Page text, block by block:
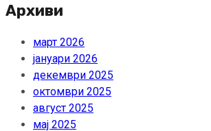
Архиви
март 2026
јануари 2026
декември 2025
октомври 2025
август 2025
мај 2025